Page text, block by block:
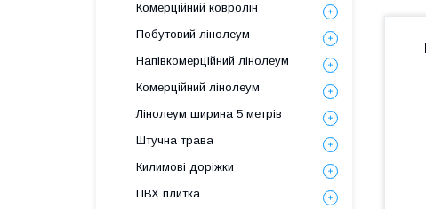
Комерційний ковролін
Побутовий лінолеум
Напівкомерційний лінолеум
Комерційний лінолеум
Лінолеум ширина 5 метрів
Штучна трава
Килимові доріжки
ПВХ плитка